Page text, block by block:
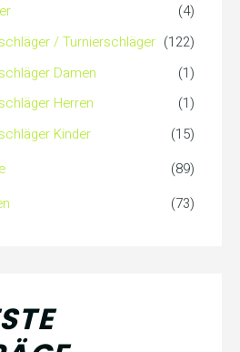
(4)
/ Turnierschläger (122)
Damen
(1)
Herren
(1)
Kinder
(15)
(89)
(73)